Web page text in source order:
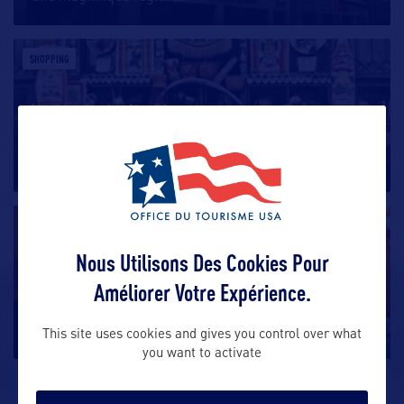
SHOPPING
Ye Old Curiosity Shop
Ye Olde Curiosity Shop, situé sur le front de mer de
Seattle, est un musée …
Pike Place Market
Bien que caractéristique de la ville, Pike Place
Market est aux antipodes…
Nous Utilisons Des Cookies Pour
Améliorer Votre Expérience.
This site uses cookies and gives you control over what
you want to activate